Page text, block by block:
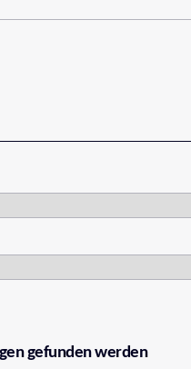
gefunden werden